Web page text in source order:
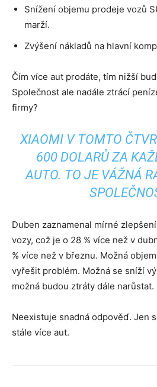
Snížení objemu prodeje vozů
marží.
Zvýšení nákladů na hlavní
Čím více aut prodáte, tím nižší
Společnost ale nadále ztrácí
firmy?
XIAOMI V TOMTO
600 DOLARŮ ZA
AUTO. TO JE VÁŽNÁ
Duben zaznamenal mírné
vozy, což je o 28 % více než v
% více než v březnu. Možná
vyřešit problém. Možná se sníží
možná budou ztráty dále narůstat.
Neexistuje snadná odpověď. Jen
stále více aut.